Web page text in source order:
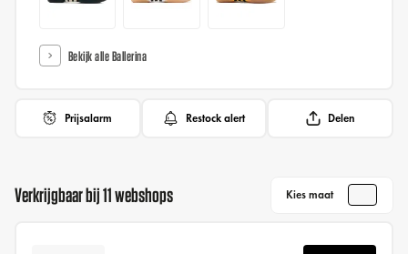
Bekijk alle Ballerina
Prijsalarm Restock alert Delen
Verkrijgbaar bij 11 webshops Kies maat